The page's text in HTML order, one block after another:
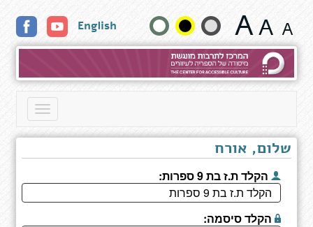
בחיים
שנה
גודל
טקסט
English
Toggle
שלום, אורח
הקלד ת.ז בת 9 ספרות:
הקלד סיסמה: